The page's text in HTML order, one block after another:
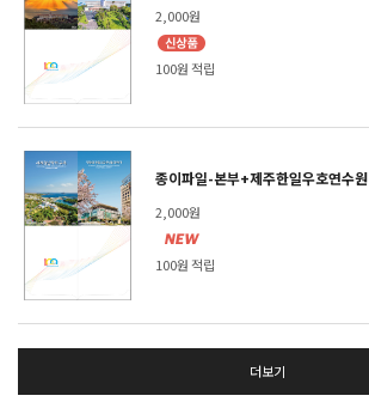
2,000원
100원 적립
종이파일-본부+제주한일우호연수원
2,000원
100원 적립
더보기